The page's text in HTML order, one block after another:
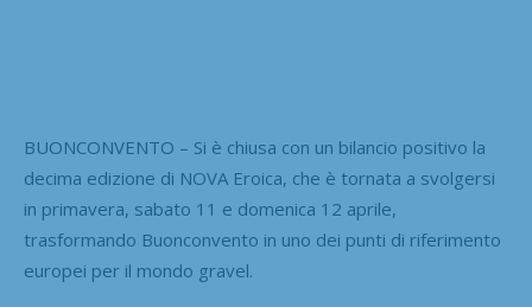
BUONCONVENTO – Si è chiusa con un bilancio positivo la
decima edizione di NOVA Eroica, che è tornata a svolgersi
in primavera, sabato 11 e domenica 12 aprile,
trasformando Buonconvento in uno dei punti di riferimento
europei per il mondo gravel.